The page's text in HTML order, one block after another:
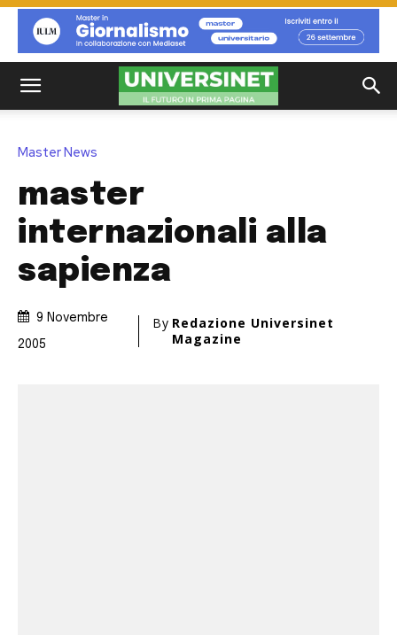
Master News
master
internazionali alla
sapienza
9 Novembre
2005
By Redazione Universinet
Magazine